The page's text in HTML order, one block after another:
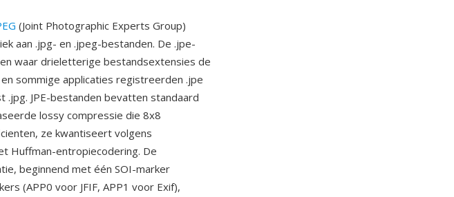
(Joint Photographic Experts Group)
aan .jpg- en .jpeg-bestanden. De .jpe-
waar drieletterige bestandsextensies de
sommige applicaties registreerden .jpe
.jpg. JPE-bestanden bevatten standaard
lossy compressie die 8x8
ze kwantiseert volgens
Huffman-entropiecodering. De
beginnend met één SOI-marker
(APP0 voor JFIF, APP1 voor Exif),